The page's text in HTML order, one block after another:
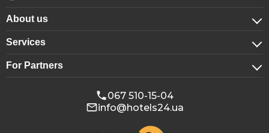
About us
About company
Confidentiality
Services
For corporate clients
Booking for groups
Conference halls
For Partners
Affiliate program
067 510-15-04
info@hotels24.ua